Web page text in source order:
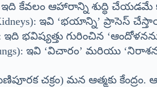
కేవలం ఆహారాన్ని శుద్ధి చేయడమే
ఇవి ‘భయాన్ని’ ప్రాసెస్
ఇది భవిష్యత్తు గురించిన
ఇవి ‘విచారం’ మరియు
చక్రం) మన ఆత్మకు